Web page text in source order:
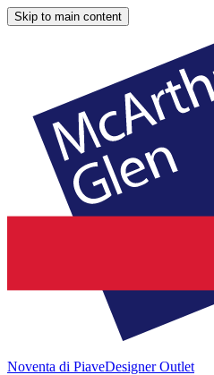
Skip to main content
Noventa di PiaveDesigner Outlet